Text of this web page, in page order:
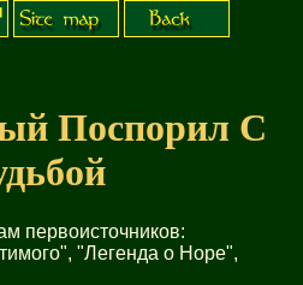
Поспорил С
первоисточников:
"Легенда о Норе",